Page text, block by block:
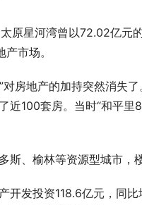
原星河湾曾以72.02亿
市场。
房地产的加持突然消失
近100套房。当时“和平
、榆林等资源型城市，
开发投资118.6亿元，同